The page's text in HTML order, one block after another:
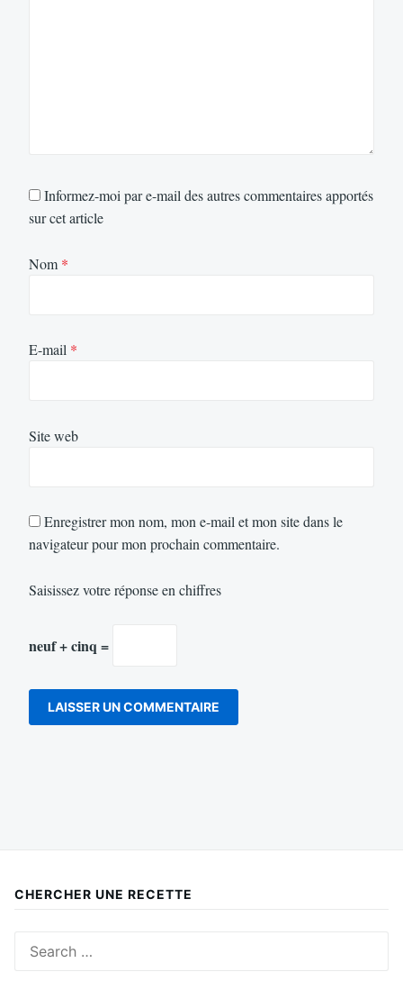
Informez-moi par e-mail des autres commentaires apportés
sur cet article
Nom *
E-mail *
Site web
Enregistrer mon nom, mon e-mail et mon site dans le
navigateur pour mon prochain commentaire.
Saisissez votre réponse en chiffres
neuf + cinq =
CHERCHER UNE RECETTE
for: